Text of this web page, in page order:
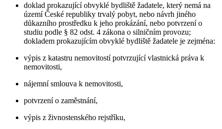
doklad prokazující obvyklé bydliště žadatele, který nemá na
území České republiky trvalý pobyt, nebo návrh jiného
důkazního prostředku k jeho prokázání, nebo potvrzení o
studiu podle § 82 odst. 4 zákona o silničním provozu;
dokladem prokazujícím obvyklé bydliště žadatele je zejména:
výpis z katastru nemovitostí potvrzující vlastnická práva k
nemovitosti,
nájemní smlouva k nemovitosti,
potvrzení o zaměstnání,
výpis z živnostenského rejstříku,